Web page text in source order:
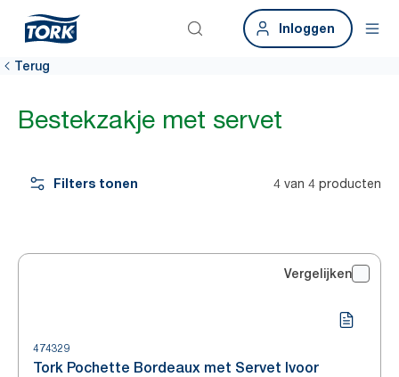
Inloggen
Terug
Bestekzakje met servet
Filters tonen 4 van 4 producten
Vergelijken
474329
Tork Pochette Bordeaux met Servet Ivoor